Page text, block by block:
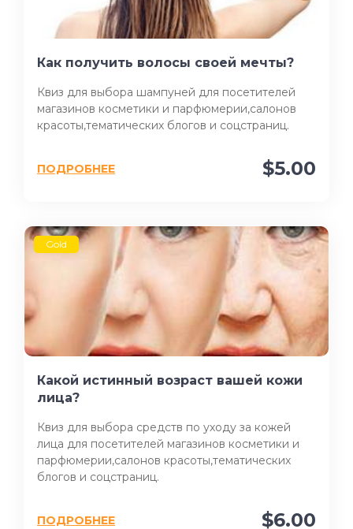
Как получить волосы своей мечты?
Квиз для выбора шампуней для посетителей
магазинов косметики и парфюмерии,салонов
красоты,тематических блогов и соцстраниц.
$5.00
ПОДРОБНЕЕ
Gold
Какой истинный возраст вашей кожи
лица?
Квиз для выбора средств по уходу за кожей
лица для посетителей магазинов косметики и
парфюмерии,салонов красоты,тематических
блогов и соцстраниц.
$6.00
ПОДРОБНЕЕ